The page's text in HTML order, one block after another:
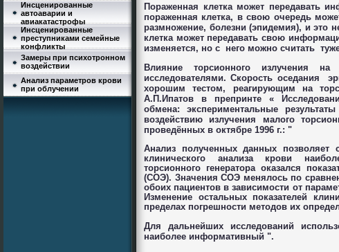
Инсценированные
автоаварии и
авиакатастрофы
Инсценированные
преступниками семейные
конфликты
Замеры при психотронном
воздействии
Анализ параметров крови
при облучении
Пораженная клетка может передавать
пораженная клетка, в свою очередь
размножение, болезни (эпидемия), и это
клетка может передавать свою
изменяется, но с него можно считать
Влияние торсионного излучения на
исследователями.Cкорость оседания
хорошим тестом, реагирующим на
А. П. Ипатов в препринте «
обмена: экспериментальные
воздействию излучения малого
проведённых в октябре 1996 г.: "
Анализ полученных данных позволяет
клинического анализа крови
торсионного генератора оказался
(СОЭ). Значения СОЭ менялось по
обоих пациентов в зависимости от
Изменение остальных показателей
пределах погрешности методов их
Для дальнейших исследований
наиболее информативный ".